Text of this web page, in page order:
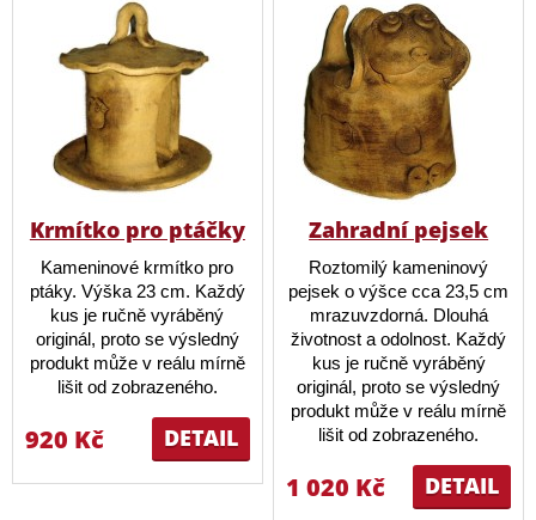
Krmítko pro ptáčky
Kameninové krmítko pro
ptáky. Výška 23 cm. Každý
kus je ručně vyráběný
originál, proto se výsledný
produkt může v reálu mírně
lišit od zobrazeného.
DETAIL
920 Kč
Zahradní pejsek
Roztomilý kameninový
pejsek o výšce cca 23,5 cm
mrazuvzdorná. Dlouhá
životnost a odolnost. Každý
kus je ručně vyráběný
originál, proto se výsledný
produkt může v reálu mírně
lišit od zobrazeného.
DETAIL
1 020 Kč